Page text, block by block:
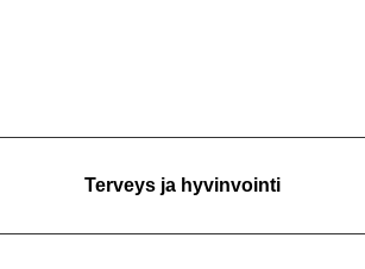
Terveys ja hyvinvointi